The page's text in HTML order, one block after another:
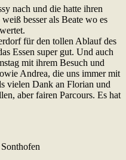
nach und die hatte ihren
besser als Beate wo es
für den tollen Ablauf des
Essen super gut. Und auch
mit ihrem Besuch und
Andrea, die uns immer mit
vielen Dank an Florian und
aber fairen Parcours. Es hat